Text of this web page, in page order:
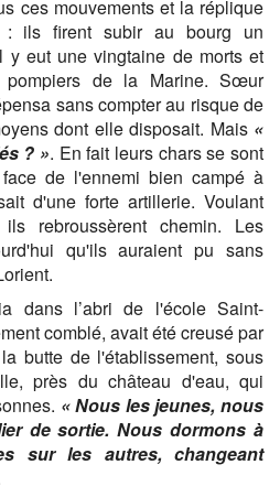
ces mouvements et la réplique
ils firent subir au bourg un
y eut une vingtaine de morts et
pompiers de la Marine. Sœur
sans compter au risque de
dont elle disposait. Mais«
? ». En fait leurs chars se sont
de l'ennemi bien campé à
d'une forte artillerie. Voulant
rebroussèrent chemin. Les
qu'ils auraient pu sans
dans l’abri de l'école Saint-
comblé, avait été creusé par
butte de l'établissement, sous
près du château d'eau, qui
« Nous les jeunes, nous
de sortie. Nous dormons à
sur les autres, changeant